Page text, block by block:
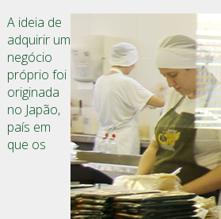
A ideia de
adquirir um
negócio
próprio foi
originada
no Japão,
país em
que os